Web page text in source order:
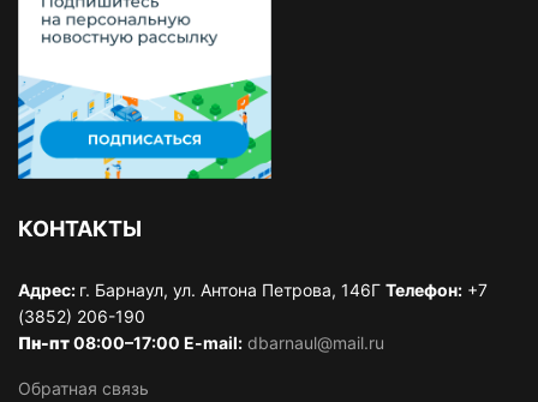
КОНТАКТЫ
Адрес: г. Барнаул, ул. Антона Петрова, 146Г Телефон: +7
(3852) 206-190
Пн-пт08:00–17:00 E-mail: dbarnaul@mail.ru
Обратная связь